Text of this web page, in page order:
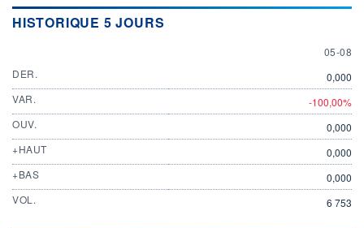
HISTORIQUE 5 JOURS
5
05-08
DER.
0,000
VAR.
-100,00%
OUV.
0,000
+HAUT
0,000
+BAS
0,000
VOL.
6 753